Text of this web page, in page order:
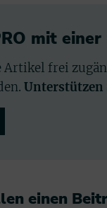
mit einer
Artikel frei
Unterstützen
einen